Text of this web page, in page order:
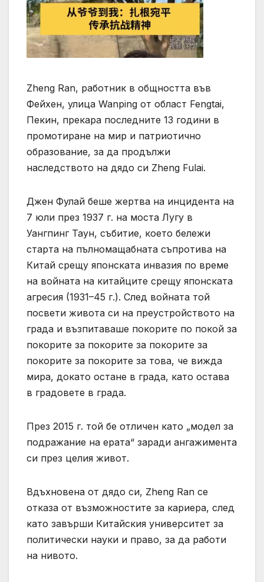
Zheng Ran, работник в общността във
Фейхен, улица Wanping от област Fengtai,
Пекин, прекара последните 13 години в
промотиране на мир и патриотично
образование, за да продължи
наследството на дядо си Zheng Fulai.
Джен Фулай беше жертва на инцидента на
7 юли през 1937 г. на моста Лугу в
Уангпинг Таун, събитие, което бележи
старта на пълномащабната съпротива на
Китай срещу японската инвазия по време
на войната на китайците срещу японската
агресия (1931–45 г.). След войната той
посвети живота си на преустройството на
града и възпитаваше покорите по покой за
покорите за покорите за покорите за
покорите за покорите за това, че вижда
мира, докато остане в града, като остава
в градовете в града.
През 2015 г. той бе отличен като „модел за
подражание на ерата“ заради ангажимента
си през целия живот.
Вдъхновена от дядо си, Zheng Ran се
отказа от възможностите за кариера, след
като завърши Китайския университет за
политически науки и право, за да работи
на нивото.